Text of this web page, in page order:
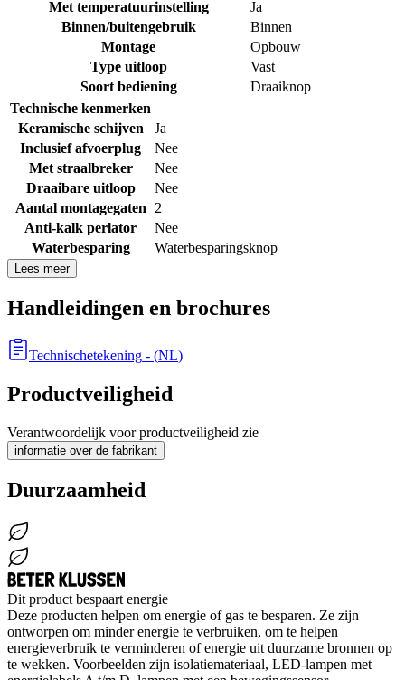
Met temperatuurinstelling
Ja
Binnen/buitengebruik
Binnen
Montage
Opbouw
Type uitloop
Vast
Soort bediening
Draaiknop
Technische kenmerken
Keramische schijven
Ja
Inclusief afvoerplug
Nee
Met straalbreker
Nee
Draaibare uitloop
Nee
Aantal montagegaten
2
Anti-kalk perlator
Nee
Waterbesparing
Waterbesparingsknop
Lees meer
Handleidingen en brochures
Technischetekening - (NL)
Productveiligheid
Verantwoordelijk voor productveiligheid zie
informatie over de fabrikant
Duurzaamheid
Dit product bespaart energie
Deze producten helpen om energie of gas te besparen. Ze zijn
ontworpen om minder energie te verbruiken, om te helpen
energieverbruik te verminderen of energie uit duurzame bronnen op
te wekken. Voorbeelden zijn isolatiemateriaal, LED-lampen met